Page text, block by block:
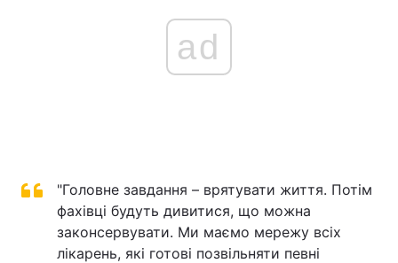
ad
"Головне завдання – врятувати життя. Потім
фахівці будуть дивитися, що можна
законсервувати. Ми маємо мережу всіх
лікарень, які готові позвільняти певні